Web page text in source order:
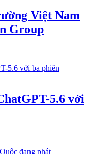
Việt Nam
Group
5.6 với